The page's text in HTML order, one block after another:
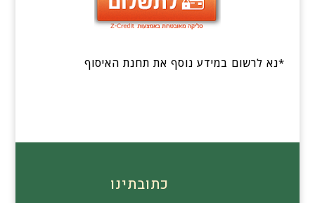
*נא לרשום במידע נוסף את תחנת האיסוף
כתובתינו